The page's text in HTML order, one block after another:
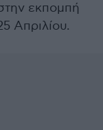
εκπομπή
Απριλίου.